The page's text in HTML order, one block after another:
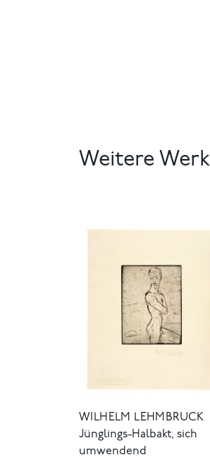
Weitere
WILHELM LEHMBRUCK
Jünglings-Halbakt, sich
umwendend